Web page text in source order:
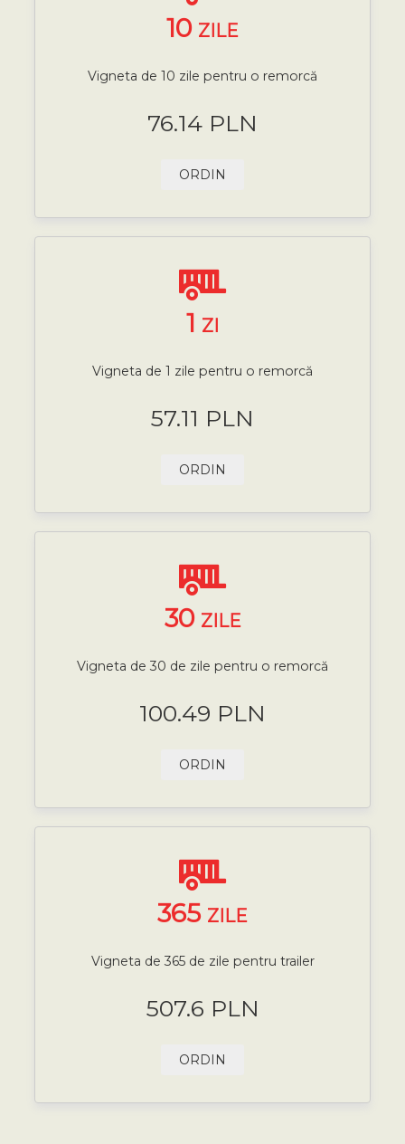
10 ZILE
Vigneta de 10 zile pentru o remorcă
76.14 PLN
ORDIN
1 ZI
Vigneta de 1 zile pentru o remorcă
57.11 PLN
ORDIN
30 ZILE
Vigneta de 30 de zile pentru o remorcă
100.49 PLN
ORDIN
365 ZILE
Vigneta de 365 de zile pentru trailer
507.6 PLN
ORDIN